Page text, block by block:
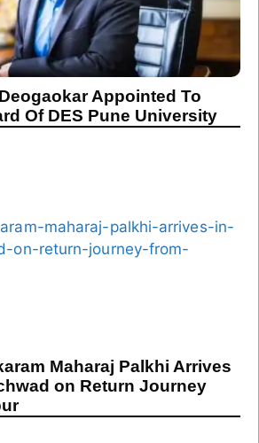
Appointed To
Of DES Pune University
Maharaj Palkhi Arrives
on Return Journey